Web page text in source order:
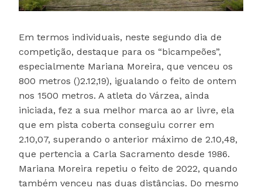
Em termos individuais, neste segundo dia de
competição, destaque para os “bicampeões”,
especialmente Mariana Moreira, que venceu os
800 metros ()2.12,19), igualando o feito de ontem
nos 1500 metros. A atleta do Várzea, ainda
iniciada, fez a sua melhor marca ao ar livre, ela
que em pista coberta conseguiu correr em
2.10,07, superando o anterior máximo de 2.10,48,
que pertencia a Carla Sacramento desde 1986.
Mariana Moreira repetiu o feito de 2022, quando
também venceu nas duas distâncias. Do mesmo